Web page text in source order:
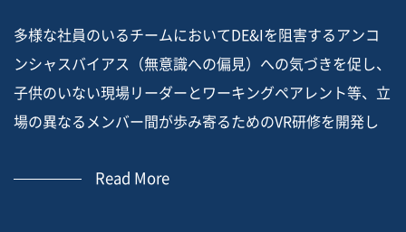
多様な社員のいるチームにおいてDE&Iを阻害するアンコ
ンシャスバイアス（無意識への偏見）への気づきを促し、
子供のいない現場リーダーとワーキングペアレント等、立
場の異なるメンバー間が歩み寄るためのVR研修を開発し
り、効果も配慮の域に留まっていたが、2視点の能動的な
Read More